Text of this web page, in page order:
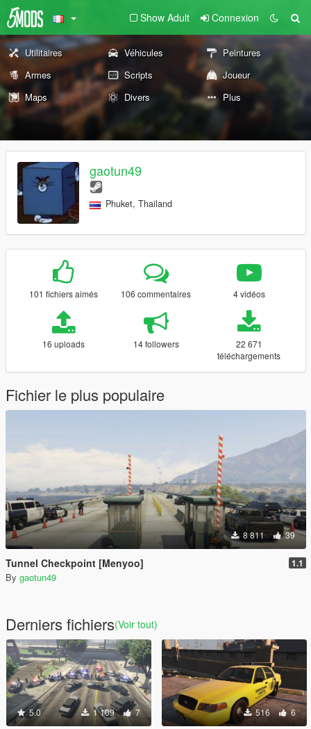
Show Adult Connexion
Utilitaires Véhicules
Peintures
Armes
Scripts
Joueur
Maps
Divers Plus
gaotun49
Phuket, Thailand
101 fichiers aimés 106 commentaires 4 vidéos
16 uploads 14 followers
22 671
téléchargements
Fichier le plus populaire
8 811 39
Tunnel Checkpoint [Menyoo] 1.1
By gaotun49
Derniers fichiers(Voir tout)
5.0 1 109 7 516 6